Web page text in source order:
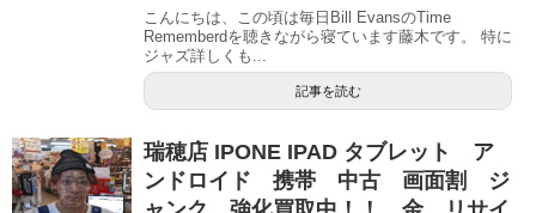
こんにちは、この頃は毎日Bill EvansのTime
Rememberdを聴きながら寝ています藤木です。 特に
ジャズ詳しくも...
記事を読む
瑞穂店 IPONE IPAD タブレット ア
ンドロイド 携帯 中古 画面割 ジ